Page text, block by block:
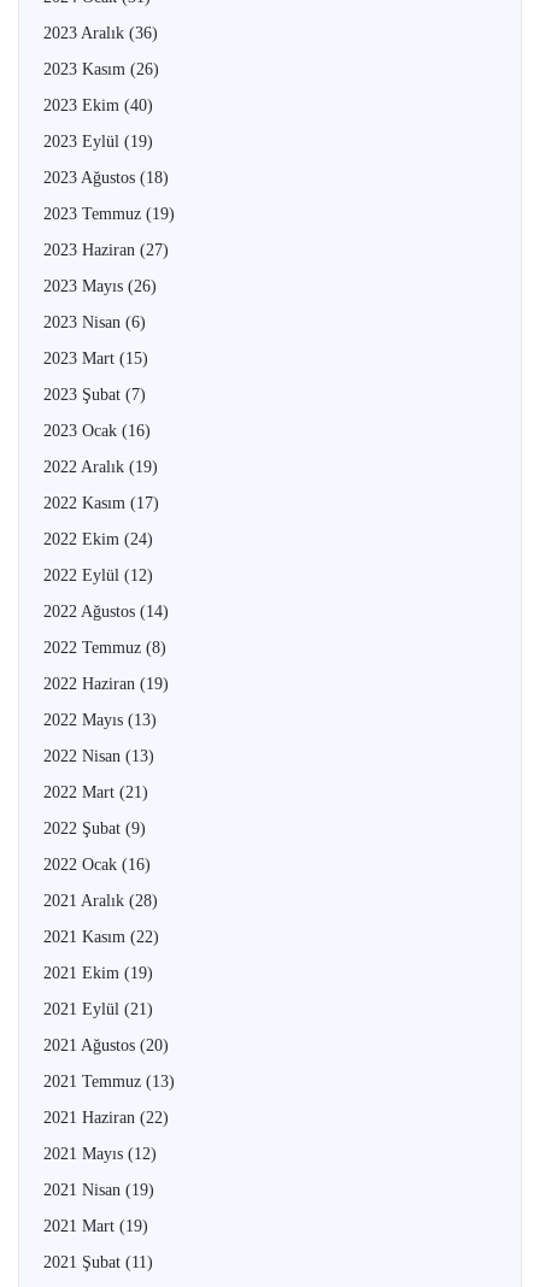
2023 Aralık (36)
2023 Kasım (26)
2023 Ekim (40)
2023 Eylül (19)
2023 Ağustos (18)
2023 Temmuz (19)
2023 Haziran (27)
2023 Mayıs (26)
2023 Nisan (6)
2023 Mart (15)
2023 Şubat (7)
2023 Ocak (16)
2022 Aralık (19)
2022 Kasım (17)
2022 Ekim (24)
2022 Eylül (12)
2022 Ağustos (14)
2022 Temmuz (8)
2022 Haziran (19)
2022 Mayıs (13)
2022 Nisan (13)
2022 Mart (21)
2022 Şubat (9)
2022 Ocak (16)
2021 Aralık (28)
2021 Kasım (22)
2021 Ekim (19)
2021 Eylül (21)
2021 Ağustos (20)
2021 Temmuz (13)
2021 Haziran (22)
2021 Mayıs (12)
2021 Nisan (19)
2021 Mart (19)
2021 Şubat (11)